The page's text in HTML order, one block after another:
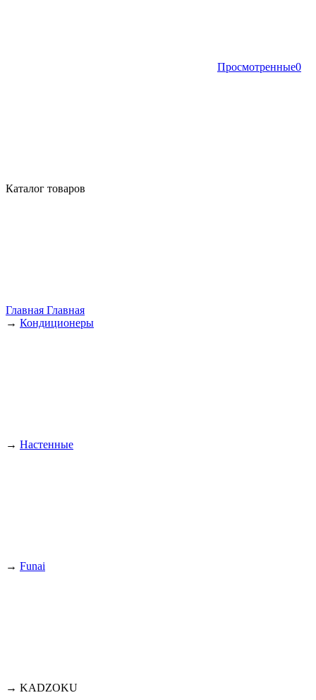
Просмотренные0
Каталог товаров
Главная Главная
→ Кондиционеры
→ Настенные
→ Funai
→ KADZOKU